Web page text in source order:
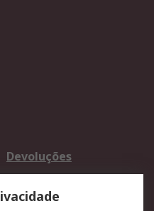
Devoluções
Qualidade e ambiente